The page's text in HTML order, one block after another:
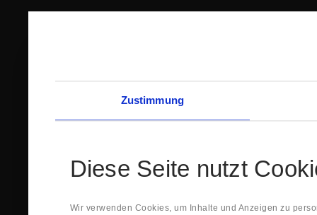
Zustimmung
Diese Seite nutzt
Wir verwenden Cookies, um Inhalte und Anzeigen zu